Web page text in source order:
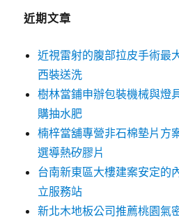
近期文章
近視雷射的腹部拉皮手術最
西裝送洗
樹林當鋪申辦包裝機械與燈
購抽水肥
楠梓當舖專營非石棉墊片
選導熱矽膠片
台南新東區大樓建案安定的
立服務站
新北木地板公司推薦桃園氣